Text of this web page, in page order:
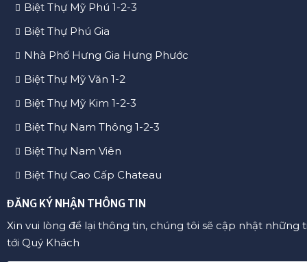
Biệt Thự Mỹ Phú 1-2-3
Biệt Thự Phú Gia
Nhà Phố Hưng Gia Hưng Phước
Biệt Thự Mỹ Văn 1-2
Biệt Thự Mỹ Kim 1-2-3
Biệt Thự Nam Thông 1-2-3
Biệt Thự Nam Viên
Biệt Thự Cao Cấp Chateau
ĐĂNG KÝ NHẬN THÔNG TIN
Xin vui lòng để lại thông tin, chúng tôi sẽ cập nhật những
tới Quý Khách